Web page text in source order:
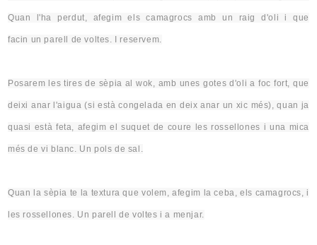
Quan l'ha perdut, afegim els camagrocs amb un raig d'oli i que
facin un parell de voltes. I reservem.
Posarem les tires de sèpia al wok, amb unes gotes d'oli a foc fort, que
deixi anar l'aigua (si està congelada en deix anar un xic més), quan ja
quasi està feta, afegim el suquet de coure les rossellones i una mica
més de vi blanc. Un pols de sal.
Quan la sèpia te la textura que volem, afegim la ceba, els camagrocs, i
les rossellones. Un parell de voltes i a menjar.